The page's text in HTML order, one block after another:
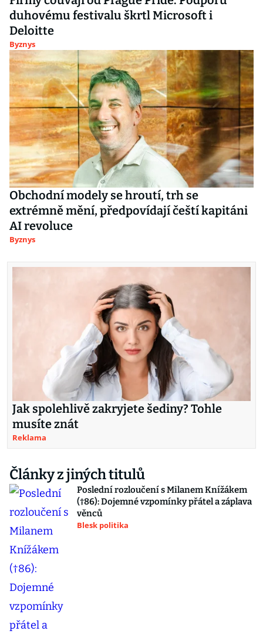
duhovému festivalu škrtl Microsoft i
Deloitte
Byznys
Obchodní modely se hroutí, trh se
extrémně mění, předpovídají čeští kapitáni
AI revoluce
Byznys
Jak spolehlivě zakryjete šediny? Tohle
musíte znát
Reklama
Články z jiných titulů
Poslední rozloučení s Milanem Knížákem
(†86): Dojemné vzpomínky přátel a záplava
věnců
Blesk politika